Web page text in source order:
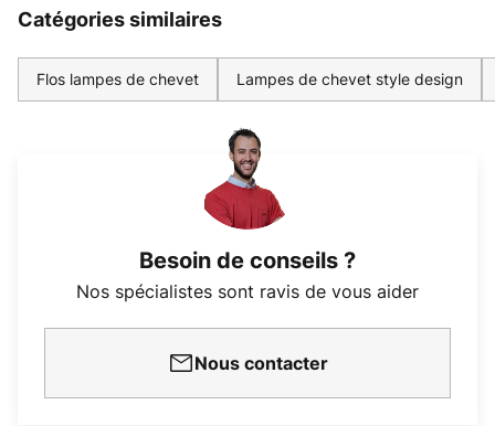
Catégories similaires
Flos lampes de chevet Lampes de chevet style design
Besoin de conseils ?
Nos spécialistes sont ravis de vous aider
Nous contacter